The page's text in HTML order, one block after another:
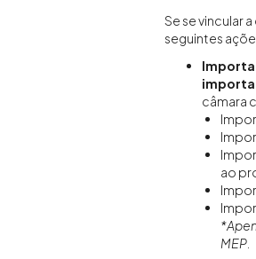
Se se vincular
seguintes
câmara
ao
MEP